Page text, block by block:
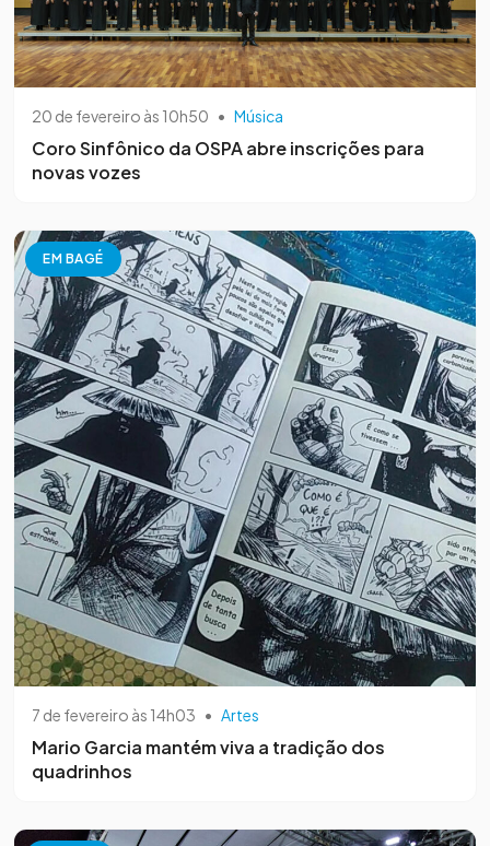
20 de fevereiro às 10h50 • Música
Coro Sinfônico da OSPA abre inscrições para
novas vozes
EM BAGÉ
7 de fevereiro às 14h03 • Artes
Mario Garcia mantém viva a tradição dos
quadrinhos